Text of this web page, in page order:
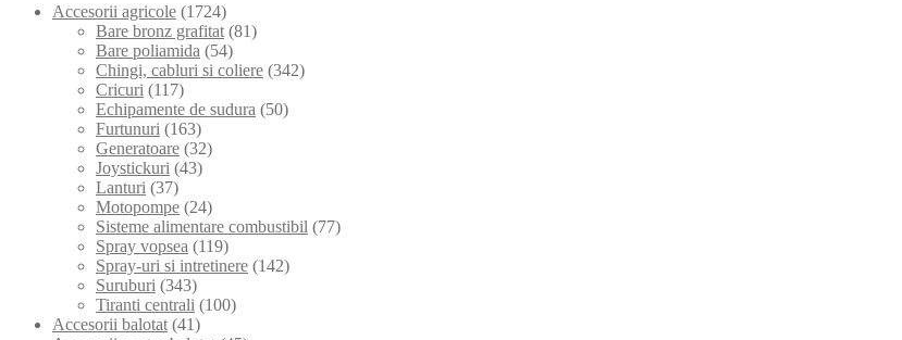
Accesorii agricole (1724)
Bare bronz grafitat (81)
Bare poliamida (54)
Chingi, cabluri si coliere (342)
Cricuri (117)
Echipamente de sudura (50)
Furtunuri (163)
Generatoare (32)
Joystickuri (43)
Lanturi (37)
Motopompe (24)
Sisteme alimentare combustibil (77)
Spray vopsea (119)
Spray-uri si intretinere (142)
Suruburi (343)
Tiranti centrali (100)
Accesorii balotat (41)